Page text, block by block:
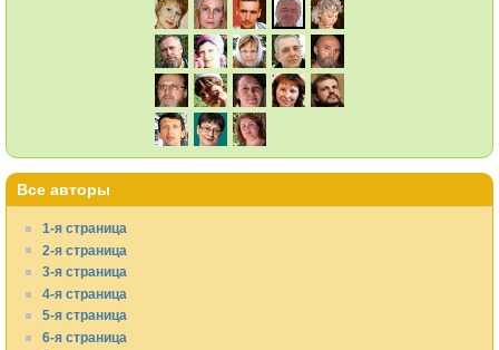
Все авторы
1-я страница
2-я страница
3-я страница
4-я страница
5-я страница
6-я страница